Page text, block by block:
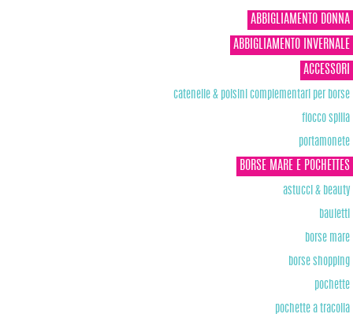
ABBIGLIAMENTO DONNA
ABBIGLIAMENTO INVERNALE
ACCESSORI
catenelle & polsini complementari per borse
fiocco spilla
portamonete
BORSE MARE E POCHETTES
astucci & beauty
bauletti
borse mare
borse shopping
pochette
pochette a tracolla